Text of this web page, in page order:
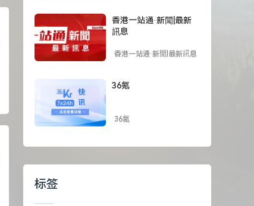
香港一站通·新聞|最新
訊息
香港一站通·新聞|最新訊息
36氪
36氪
标签